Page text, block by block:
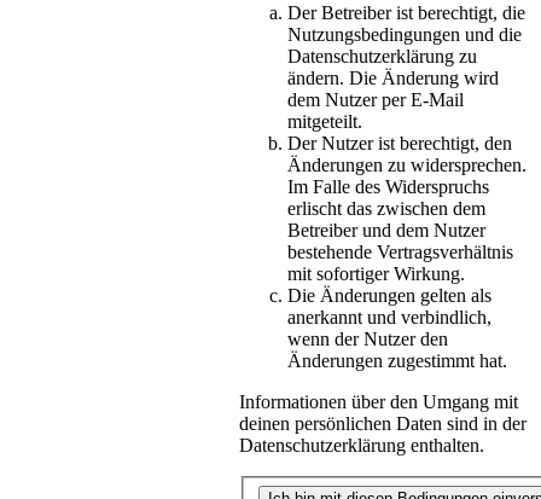
Der Betreiber ist berechtigt, die
Nutzungsbedingungen und die
Datenschutzerklärung zu
ändern. Die Änderung wird
dem Nutzer per E-Mail
mitgeteilt.
Der Nutzer ist berechtigt, den
Änderungen zu widersprechen.
Im Falle des Widerspruchs
erlischt das zwischen dem
Betreiber und dem Nutzer
bestehende Vertragsverhältnis
mit sofortiger Wirkung.
Die Änderungen gelten als
anerkannt und verbindlich,
wenn der Nutzer den
Änderungen zugestimmt hat.
Informationen über den Umgang mit
deinen persönlichen Daten sind in der
Datenschutzerklärung enthalten.